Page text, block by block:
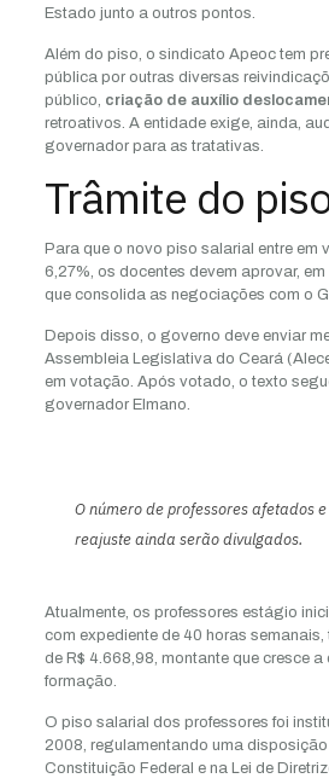
Estado junto a outros pontos.
Além do piso, o sindicato Apeoc tem
pública por outras diversas
público, criação de auxílio
retroativos. A entidade exige, ainda,
governador para as tratativas.
Trâmite do
Para que o novo piso salarial entre em
6,27%, os docentes devem aprovar,
que consolida as negociações com o
Depois disso, o governo deve enviar
Assembleia Legislativa do Ceará
em votação. Após votado, o texto
governador Elmano.
O número de professores afetados
reajuste ainda serão divulgados.
Atualmente, os professores estágio
com expediente de 40 horas
de R$ 4.668,98, montante que cresce a
formação.
O piso salarial dos professores foi
2008, regulamentando uma
Constituição Federal e na Lei de